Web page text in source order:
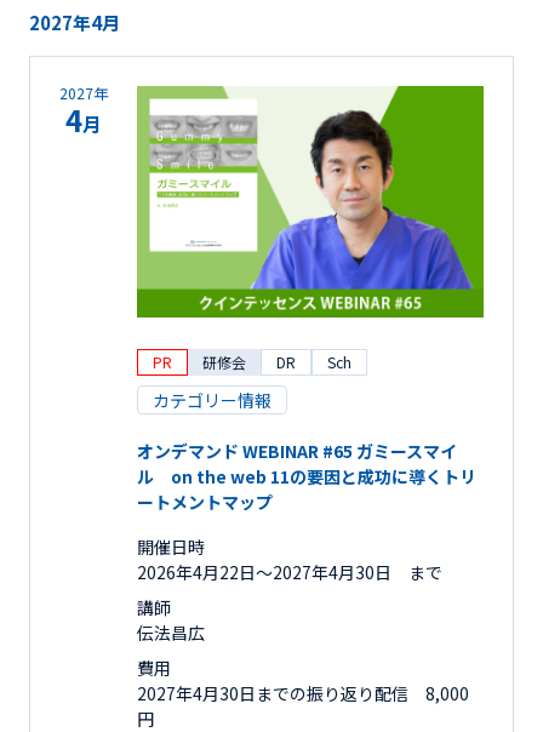
2027年4月
2027年
4月
PR 研修会 DR Sch
カテゴリー情報
オンデマンド WEBINAR #65 ガミースマイ
ル on the web 11の要因と成功に導くトリ
ートメントマップ
開催日時
2026年4月22日〜2027年4月30日 まで
講師
伝法昌広
費用
2027年4月30日までの振り返り配信 8,000
円